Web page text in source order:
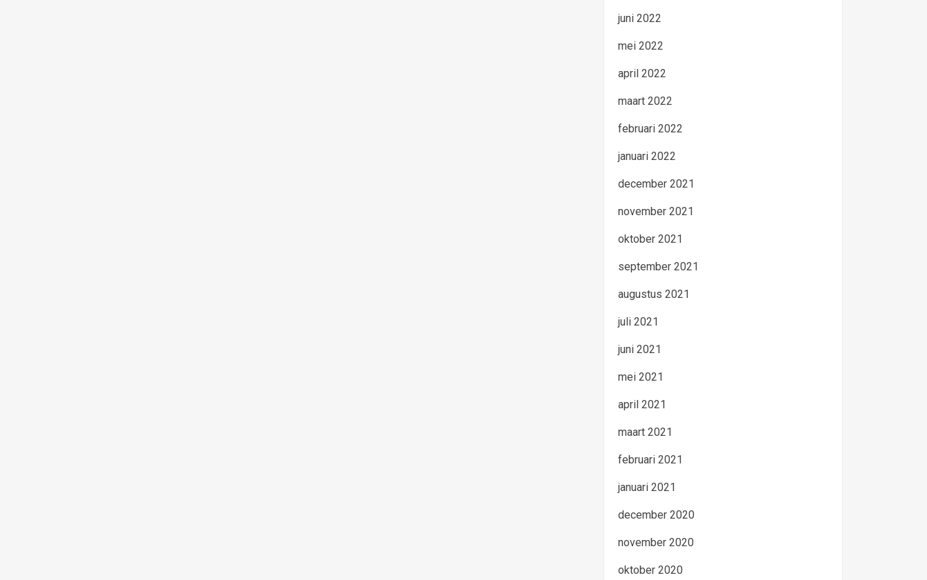
juni 2022
mei 2022
april 2022
maart 2022
februari 2022
januari 2022
december 2021
november 2021
oktober 2021
september 2021
augustus 2021
juli 2021
juni 2021
mei 2021
april 2021
maart 2021
februari 2021
januari 2021
december 2020
november 2020
oktober 2020